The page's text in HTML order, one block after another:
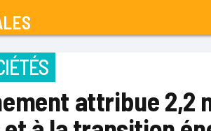
attribue 2,2